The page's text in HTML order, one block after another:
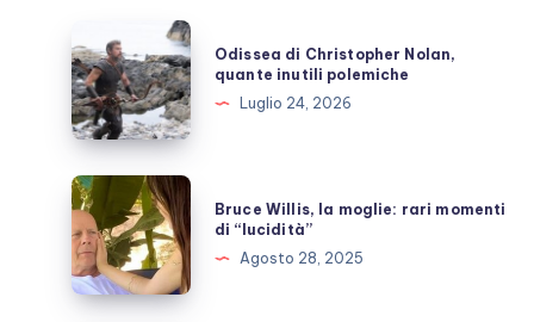
di
Christopher
Nolan,
quante
inutili
polemiche
Odissea di Christopher Nolan,
quante inutili polemiche
Luglio 24, 2026
Bruce
Willis,
la
moglie:
rari
Bruce Willis, la moglie: rari momenti
di “lucidità”
Agosto 28, 2025